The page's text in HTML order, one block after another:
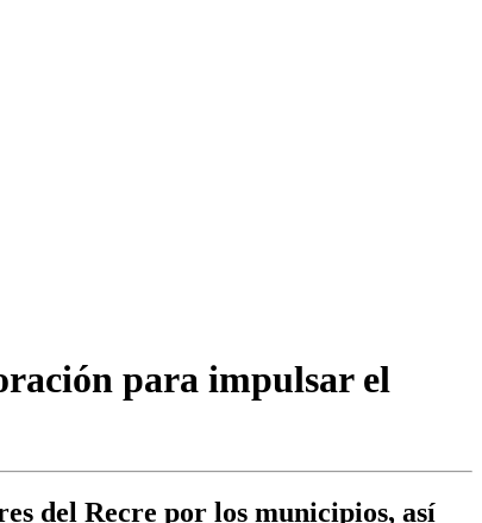
para impulsar el
del Recre por los municipios, así